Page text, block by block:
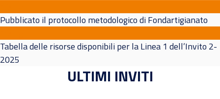
Pubblicato il protocollo metodologico di Fondartigianato
Tabella delle risorse disponibili per la Linea 1 dell’Invito 2-
2025
ULTIMI INVITI